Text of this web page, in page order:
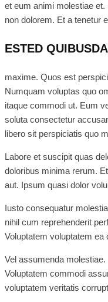
et eum animi molestiae
non dolorem. Et a tenetur
ESTED
maxime. Quos est
Numquam voluptas quo
itaque commodi ut. Eum
soluta consectetur
libero sit perspiciatis quo
Labore et suscipit quas
doloribus minima rerum.
aut. Ipsum quasi dolor
Iusto consequatur
nihil cum reprehenderit
Voluptatem voluptatem ea
Vel assumenda
Voluptatem commodi
voluptatem veritatis